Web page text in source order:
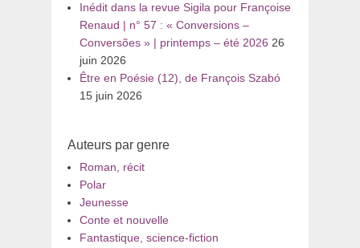
Inédit dans la revue Sigila pour Françoise
Renaud | n° 57 : « Conversions –
Conversões » | printemps – été 2026 26
juin 2026
Être en Poésie (12), de François Szabó
15 juin 2026
Auteurs par genre
Roman, récit
Polar
Jeunesse
Conte et nouvelle
Fantastique, science-fiction